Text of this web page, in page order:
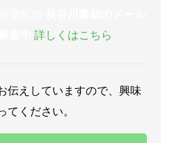
詳しくはこちら
伝えしていますので、興味
てください。